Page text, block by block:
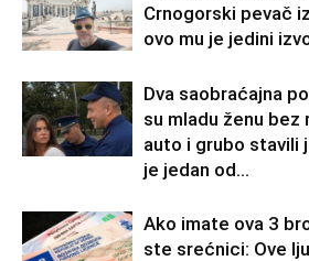
Crnogorski pevač
ovo mu je jedini
Dva saobraćajna
su mladu ženu bez
auto i grubo stavili
je jedan od...
Ako imate ova 3
ste srećnici: Ove